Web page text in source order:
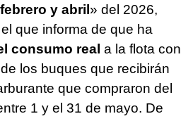
y abril» del 2026,
que informa de que ha
consumo real a la flota con
los buques que recibirán
que compraron del
1 y el 31 de mayo. De